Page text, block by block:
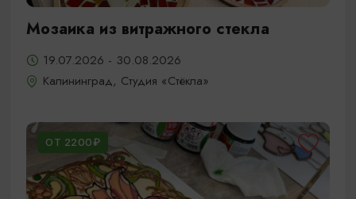
Мозаика из витражного стекла
19.07.2026 - 30.08.2026
Калининград, Студия «Стёкла»
ОТ 2200₽